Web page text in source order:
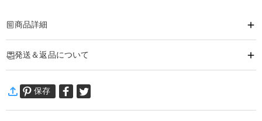
商品詳細
カスタマイズレザー ゴルフクラブヘッドカバー
ゴルフクラブをエレガントに
保護！
スタイルを添えてアイアンを守る – 耐久性があり、高級感溢れる実用的なデザ
イン！
発送＆返品について
万一、ご注文商品にご満足いただけない場合は、商品が到着後60日
保存